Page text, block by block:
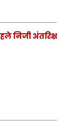
निजी अंतरिक्ष